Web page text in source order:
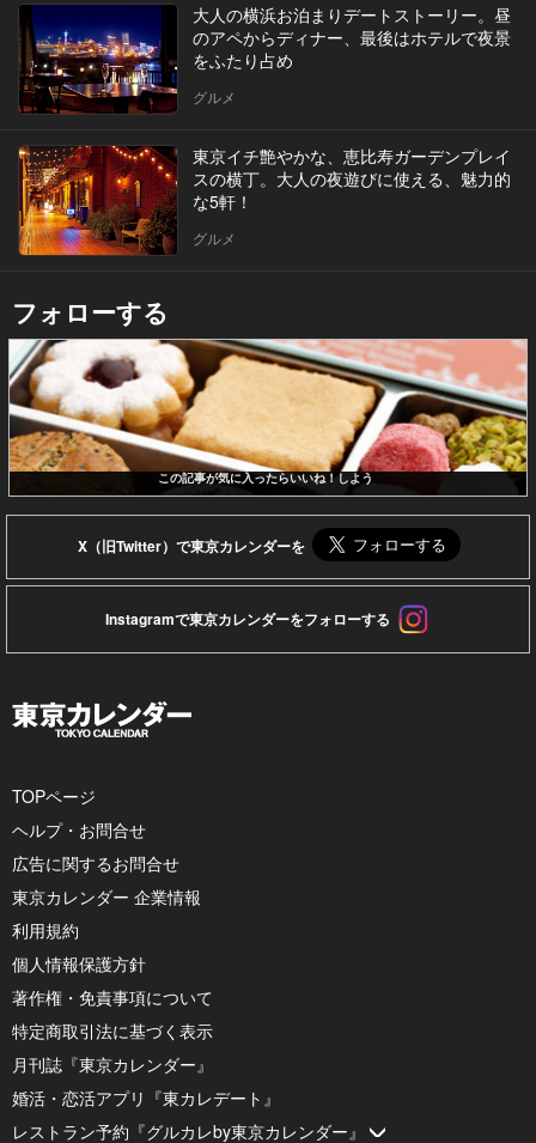
大人の横浜お泊まりデートストーリー。昼
のアペからディナー、最後はホテルで夜景
をふたり占め
グルメ
東京イチ艶やかな、恵比寿ガーデンプレイ
スの横丁。大人の夜遊びに使える、魅力的
な5軒！
グルメ
フォローする
この記事が気に入ったらいいね！しよう
X（旧Twitter）で東京カレンダーを
Instagramで東京カレンダーをフォローする
TOPページ
ヘルプ・お問合せ
広告に関するお問合せ
東京カレンダー 企業情報
利用規約
個人情報保護方針
著作権・免責事項について
特定商取引法に基づく表示
月刊誌『東京カレンダー』
婚活・恋活アプリ『東カレデート』
レストラン予約『グルカレby東京カレンダー』